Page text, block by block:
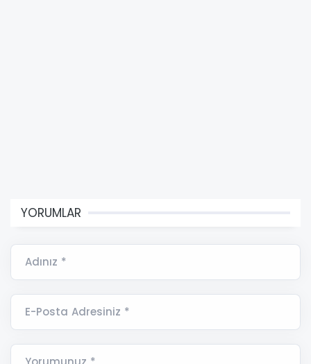
YORUMLAR
Adınız *
E-Posta Adresiniz *